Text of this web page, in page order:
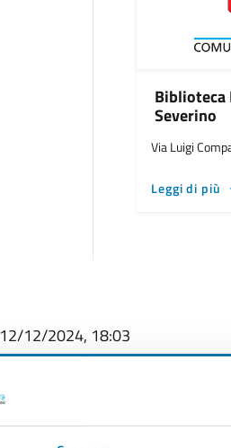
Biblioteca
Severino
Via Luigi
Leggi di più
12/12/2024, 18:03